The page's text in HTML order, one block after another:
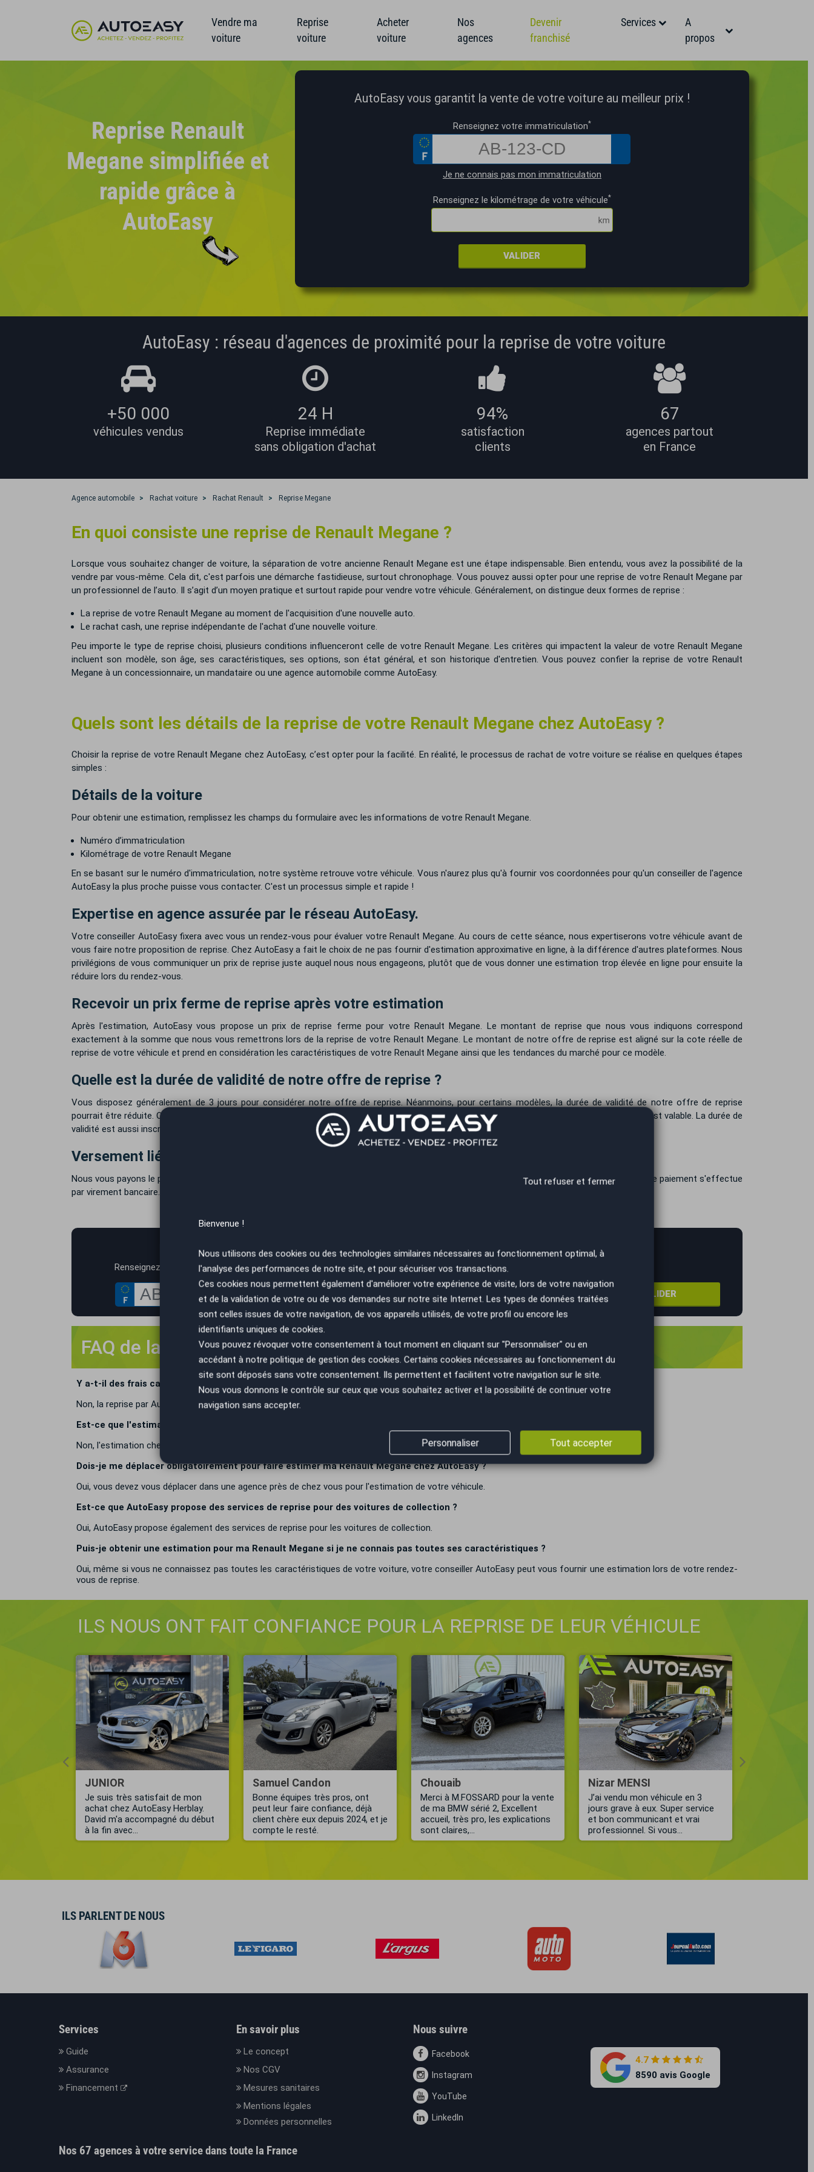
Vendre ma
voiture
Reprise
voiture
Acheter
voiture
Nos
agences
Devenir
franchisé
Services
A
propos
Reprise Renault
Megane simplifiée et
rapide grâce à
AutoEasy
AutoEasy vous garantit la vente de votre voiture au meilleur prix !
Renseignez votre immatriculation*
Je ne connais pas mon immatriculation
Renseignez le kilométrage de votre véhicule*
VALIDER
AutoEasy : réseau d'agences de proximité pour la reprise de votre voiture
+50 000
véhicules vendus
24 H
Reprise immédiate
sans obligation d'achat
94%
satisfaction
clients
67
agences partout
en France
Agence automobile Rachat voiture Rachat Renault Reprise Megane
En quoi consiste une reprise de Renault Megane ?
Lorsque vous souhaitez changer de voiture, la séparation de votre ancienne Renault Megane est une étape indispensable. Bien entendu, vous avez la possibilité de la
vendre par vous-même. Cela dit, c'est parfois une démarche fastidieuse, surtout chronophage. Vous pouvez aussi opter pour une reprise de votre Renault Megane par
un professionnel de l’auto. Il s’agit d’un moyen pratique et surtout rapide pour vendre votre véhicule. Généralement, on distingue deux formes de reprise :
La reprise de votre Renault Megane au moment de l'acquisition d'une nouvelle auto.
Le rachat cash, une reprise indépendante de l'achat d'une nouvelle voiture.
Peu importe le type de reprise choisi, plusieurs conditions influenceront celle de votre Renault Megane. Les critères qui impactent la valeur de votre Renault Megane
incluent son modèle, son âge, ses caractéristiques, ses options, son état général, et son historique d'entretien. Vous pouvez confier la reprise de votre Renault
Megane à un concessionnaire, un mandataire ou une agence automobile comme AutoEasy.
Quels sont les détails de la reprise de votre Renault Megane chez AutoEasy ?
Choisir la reprise de votre Renault Megane chez AutoEasy, c’est opter pour la facilité. En réalité, le processus de rachat de votre voiture se réalise en quelques étapes
simples :
Détails de la voiture
Pour obtenir une estimation, remplissez les champs du formulaire avec les informations de votre Renault Megane.
Numéro d’immatriculation
Kilométrage de votre Renault Megane
En se basant sur le numéro d'immatriculation, notre système retrouve votre véhicule. Vous n'aurez plus qu'à fournir vos coordonnées pour qu'un conseiller de l'agence
AutoEasy la plus proche puisse vous contacter. C'est un processus simple et rapide !
Expertise en agence assurée par le réseau AutoEasy.
Votre conseiller AutoEasy fixera avec vous un rendez-vous pour évaluer votre Renault Megane. Au cours de cette séance, nous expertiserons votre véhicule avant de
vous faire notre proposition de reprise. Chez AutoEasy a fait le choix de ne pas fournir d'estimation approximative en ligne, à la différence d'autres plateformes. Nous
privilégions de vous communiquer un prix de reprise juste auquel nous nous engageons, plutôt que de vous donner une estimation trop élevée en ligne pour ensuite la
réduire lors du rendez-vous.
Recevoir un prix ferme de reprise après votre estimation
Après l'estimation, AutoEasy vous propose un prix de reprise ferme pour votre Renault Megane. Le montant de reprise que nous vous indiquons correspond
exactement à la somme que nous vous remettrons lors de la reprise de votre Renault Megane. Le montant de notre offre de reprise est aligné sur la cote réelle de
reprise de votre véhicule et prend en considération les caractéristiques de votre Renault Megane ainsi que les tendances du marché pour ce modèle.
Quelle est la durée de validité de notre offre de reprise ?
Vous disposez généralement de 3 jours pour considérer notre offre de reprise. Néanmoins, pour certains modèles, la durée de validité de notre offre de reprise
pourrait être réduite. Quoi qu'il en soit, votre conseiller AutoEasy vous indiquera de toute façon la durée pendant laquelle notre offre de reprise est valable. La durée de
validité est aussi inscrite sur la proposition de reprise que vous recevrez en agence.
Versement lié à la reprise de votre Renault Megane et au paiement de votre véhicule
Nous vous payons le prix de rachat de votre Renault Megane immédiatement après la reprise. Optant pour davantage de confort et de sécurité, le paiement s'effectue
par virement bancaire. : Habituellement, la totalité de la somme est sur votre compte sous 24 heures, selon les délais bancaires.
Renseignez votre immatriculation Renseignez le kilométrage de votre véhicule
VALIDER
FAQ de la reprise Megane
Y a-t-il des frais cachés associés à la reprise de ma Renault Megane par AutoEasy ?
Non, la reprise par AutoEasy est transparente, sans frais cachés.
Est-ce que l'estimation de ma Renault Megane chez AutoEasy m'engage à quelque chose ?
Non, l'estimation chez AutoEasy est sans engagement, vous êtes libre de décider.
Dois-je me déplacer obligatoirement pour faire estimer ma Renault Megane chez AutoEasy ?
Oui, vous devez vous déplacer dans une agence près de chez vous pour l'estimation de votre véhicule.
Est-ce que AutoEasy propose des services de reprise pour des voitures de collection ?
Oui, AutoEasy propose également des services de reprise pour les voitures de collection.
Puis-je obtenir une estimation pour ma Renault Megane si je ne connais pas toutes ses caractéristiques ?
Oui, même si vous ne connaissez pas toutes les caractéristiques de votre voiture, votre conseiller AutoEasy peut vous fournir une estimation lors de votre rendez-
vous de reprise.
ILS NOUS ONT FAIT CONFIANCE POUR LA REPRISE DE LEUR VÉHICULE
JUNIOR
Je suis très satisfait de mon
achat chez AutoEasy Herblay.
David m'a accompagné du début
à la fin avec...
Samuel Candon
Bonne équipes très pros, ont
peut leur faire confiance, déjà
client chère eux depuis 2024, et je
compte le resté.
Chouaib
Merci à M.FOSSARD pour la vente
de ma BMW sérié 2, Excellent
accueil, très pro, les explications
sont claires,...
Nizar MENSI
J’ai vendu mon véhicule en 3
jours grave à eux. Super service
et bon communicant et vrai
professionnel. Si vous...
ILS PARLENT DE NOUS
Services
Guide
Assurance
Financement
En savoir plus
Le concept
Nos CGV
Mesures sanitaires
Mentions légales
Données personnelles
Nous suivre
Facebook
Instagram
YouTube
LinkedIn
4.7
8590 avis Google
Nos 67 agences à votre service dans toute la France
Tout refuser et fermer
Bienvenue !
Nous utilisons des cookies ou des technologies similaires nécessaires au fonctionnement optimal, à
l'analyse des performances de notre site, et pour sécuriser vos transactions.
Ces cookies nous permettent également d'améliorer votre expérience de visite, lors de votre navigation
et de la validation de votre ou de vos demandes sur notre site Internet. Les types de données traitées
sont celles issues de votre navigation, de vos appareils utilisés, de votre profil ou encore les
identifiants uniques de cookies.
Vous pouvez révoquer votre consentement à tout moment en cliquant sur "Personnaliser" ou en
accédant à notre politique de gestion des cookies. Certains cookies nécessaires au fonctionnement du
site sont déposés sans votre consentement. Ils permettent et facilitent votre navigation sur le site.
Nous vous donnons le contrôle sur ceux que vous souhaitez activer et la possibilité de continuer votre
navigation sans accepter.
Tout accepter
Personnaliser